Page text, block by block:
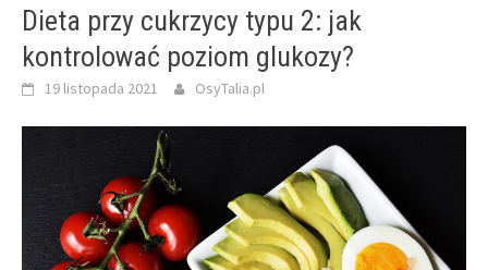
Dieta przy cukrzycy typu 2: jak
kontrolować poziom glukozy?
19 listopada 2021 OsyTalia.pl